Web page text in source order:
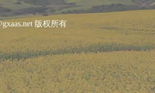
版权所有